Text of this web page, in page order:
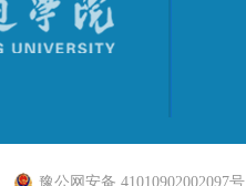
豫公网安备 41010902002097号